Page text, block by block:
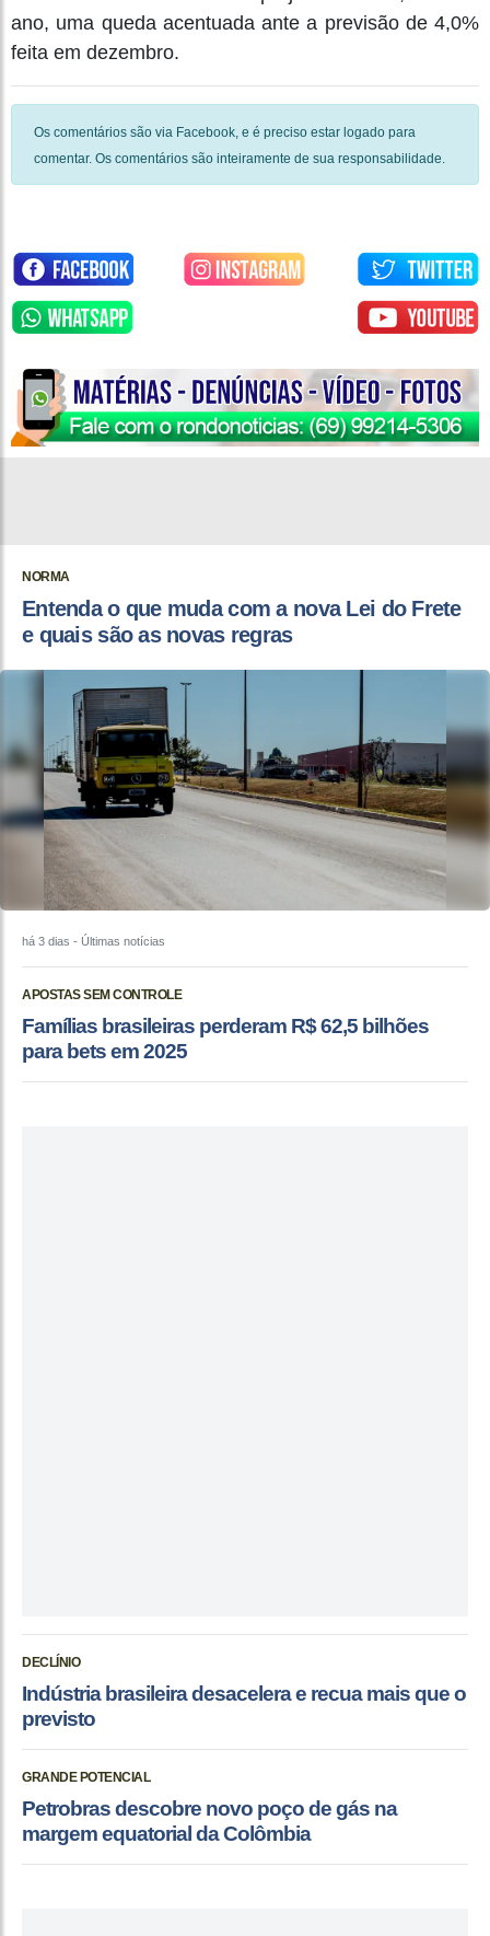
ano, uma queda acentuada ante a previsão de 4,0%
feita em dezembro.
Os comentários são via Facebook, e é preciso estar logado para
comentar. Os comentários são inteiramente de sua responsabilidade.
NORMA
Entenda o que muda com a nova Lei do Frete
e quais são as novas regras
há 3 dias - Últimas notícias
APOSTAS SEM CONTROLE
Famílias brasileiras perderam R$ 62,5 bilhões
para bets em 2025
DECLÍNIO
Indústria brasileira desacelera e recua mais que o
previsto
GRANDE POTENCIAL
Petrobras descobre novo poço de gás na
margem equatorial da Colômbia